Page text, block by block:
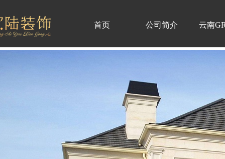
首页 公司简介